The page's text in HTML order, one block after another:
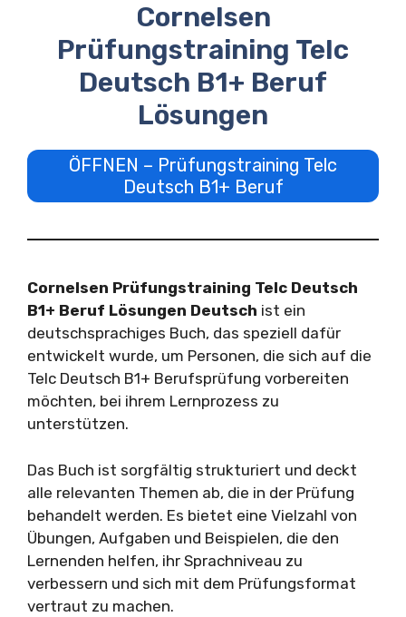
Cornelsen
Prüfungstraining Telc
Deutsch B1+ Beruf
Lösungen
ÖFFNEN – Prüfungstraining Telc
Deutsch B1+ Beruf
Cornelsen Prüfungstraining Telc Deutsch
B1+ Beruf Lösungen Deutsch ist ein
deutschsprachiges Buch, das speziell dafür
entwickelt wurde, um Personen, die sich auf die
Telc Deutsch B1+ Berufsprüfung vorbereiten
möchten, bei ihrem Lernprozess zu
unterstützen.
Das Buch ist sorgfältig strukturiert und deckt
alle relevanten Themen ab, die in der Prüfung
behandelt werden. Es bietet eine Vielzahl von
Übungen, Aufgaben und Beispielen, die den
Lernenden helfen, ihr Sprachniveau zu
verbessern und sich mit dem Prüfungsformat
vertraut zu machen.